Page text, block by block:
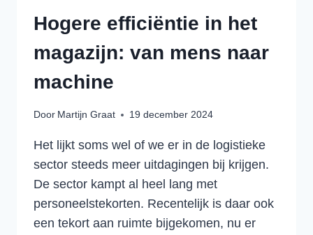
Hogere efficiëntie in het
magazijn: van mens naar
machine
Door Martijn Graat 19 december 2024
Het lijkt soms wel of we er in de logistieke
sector steeds meer uitdagingen bij krijgen.
De sector kampt al heel lang met
personeelstekorten. Recentelijk is daar ook
een tekort aan ruimte bijgekomen, nu er